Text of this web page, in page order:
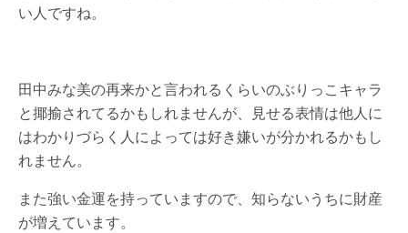
い人ですね。
田中みな美の再来かと言われるくらいのぶりっこキャラ
と揶揄されてるかもしれませんが、見せる表情は他人に
はわかりづらく人によっては好き嫌いが分かれるかもし
れません。
また強い金運を持っていますので、知らないうちに財産
が増えています。